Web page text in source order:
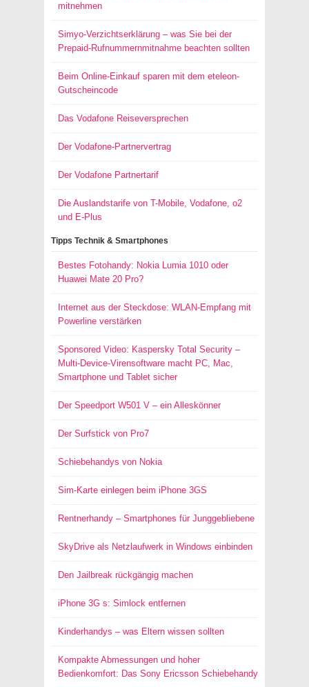
mitnehmen
Simyo-Verzichtserklärung – was Sie bei der
Prepaid-Rufnummernmitnahme beachten sollten
Beim Online-Einkauf sparen mit dem eteleon-
Gutscheincode
Das Vodafone Reiseversprechen
Der Vodafone-Partnervertrag
Der Vodafone Partnertarif
Die Auslandstarife von T-Mobile, Vodafone, o2
und E-Plus
Tipps Technik & Smartphones
Bestes Fotohandy: Nokia Lumia 1010 oder
Huawei Mate 20 Pro?
Internet aus der Steckdose: WLAN-Empfang mit
Powerline verstärken
Sponsored Video: Kaspersky Total Security –
Multi-Device-Virensoftware macht PC, Mac,
Smartphone und Tablet sicher
Der Speedport W501 V – ein Alleskönner
Der Surfstick von Pro7
Schiebehandys von Nokia
Sim-Karte einlegen beim iPhone 3GS
Rentnerhandy – Smartphones für Junggebliebene
SkyDrive als Netzlaufwerk in Windows einbinden
Den Jailbreak rückgängig machen
iPhone 3G s: Simlock entfernen
Kinderhandys – was Eltern wissen sollten
Kompakte Abmessungen und hoher
Bedienkomfort: Das Sony Ericsson Schiebehandy